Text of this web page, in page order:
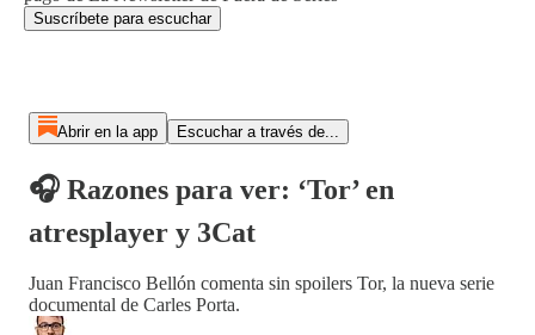
Suscríbete para escuchar
Abrir en la app Escuchar a través de...
🎧 Razones para ver: ‘Tor’ en
atresplayer y 3Cat
Juan Francisco Bellón comenta sin spoilers Tor, la nueva serie
documental de Carles Porta.